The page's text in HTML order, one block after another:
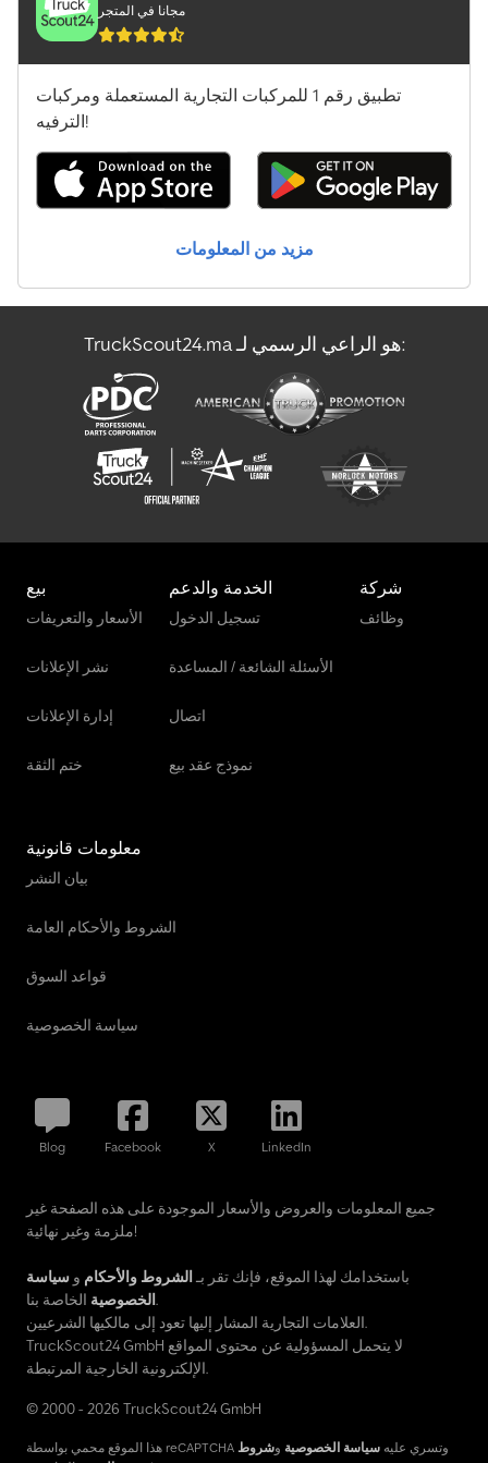
مجانا في المتجر
تطبيق رقم 1 للمركبات التجارية المستعملة ومركبات
الترفيه!
مزيد من المعلومات
TruckScout24.ma هو الراعي الرسمي لـ:
بيع
الأسعار والتعريفات
نشر الإعلانات
إدارة الإعلانات
ختم الثقة
الخدمة والدعم
تسجيل الدخول
الأسئلة الشائعة / المساعدة
اتصال
نموذج عقد بيع
شركة
وظائف
معلومات قانونية
بيان النشر
الشروط والأحكام العامة
قواعد السوق
سياسة الخصوصية
Blog Facebook X LinkedIn
جميع المعلومات والعروض والأسعار الموجودة على هذه الصفحة غير
ملزمة وغير نهائية!
باستخدامك لهذا الموقع، فإنك تقر بـ الشروط والأحكام و سياسة
الخصوصيةالخاصة بنا.
العلامات التجارية المشار إليها تعود إلى مالكيها الشرعيين.
TruckScout24 GmbH لا يتحمل المسؤولية عن محتوى المواقع
الإلكترونية الخارجية المرتبطة.
© 2000 - 2026 TruckScout24 GmbH
هذا الموقع محمي بواسطة reCAPTCHA وتسري عليه سياسة الخصوصية وشروط